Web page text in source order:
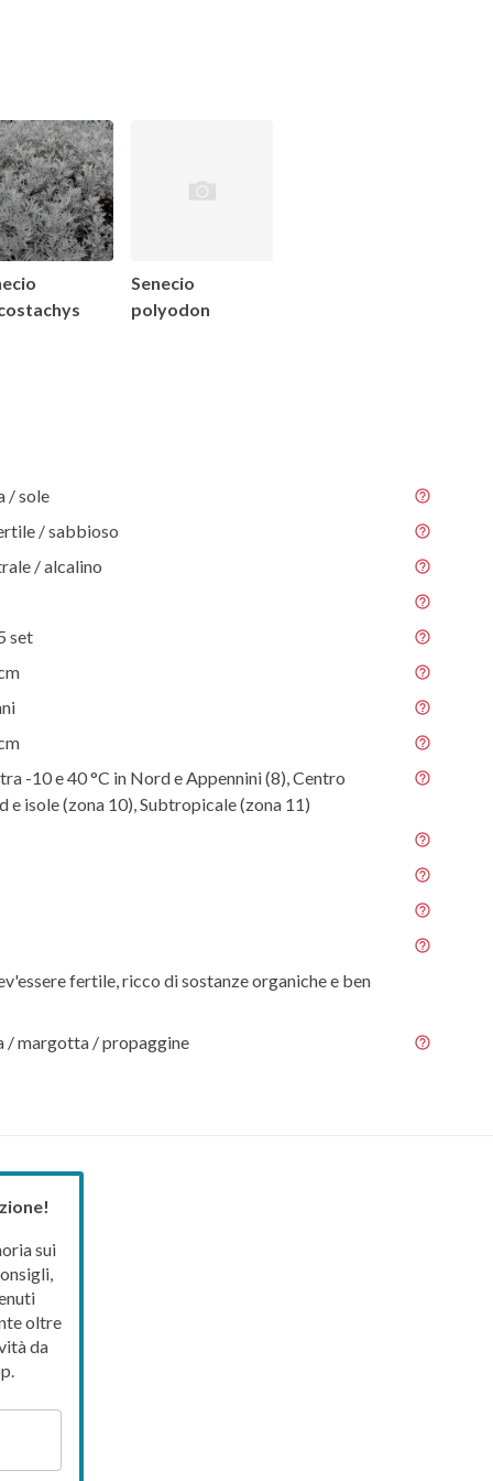
Senecio
polyodon
/ sole
/ sabbioso
/ alcalino
set
-10 e 40 °C in Nord e Appennini (8), Centro
e isole (zona 10), Subtropicale (zona 11)
fertile, ricco di sostanze organiche e ben
/ margotta / propaggine
sui
oltre
da